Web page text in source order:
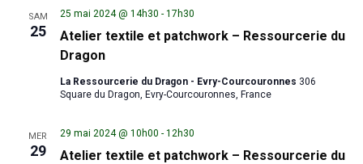
SAM
25
Atelier textile et patchwork – Ressourcerie du
Dragon
25 mai 2024 @ 14h30 - 17h30
La Ressourcerie du Dragon - Evry-Courcouronnes 306
Square du Dragon, Evry-Courcouronnes, France
MER
29
Atelier textile et patchwork – Ressourcerie du
29 mai 2024 @ 10h00 - 12h30